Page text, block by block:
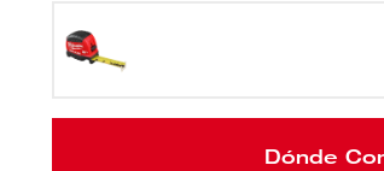
Dónde